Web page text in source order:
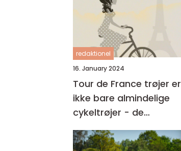
redaktionel
16. January 2024
Tour de France trøjer er
ikke bare almindelige
cykeltrøjer - de
repræsenterer noget
langt større